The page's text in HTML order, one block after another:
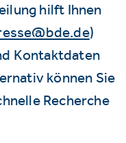
hilft Ihnen
)
Kontaktdaten
können Sie
Recherche